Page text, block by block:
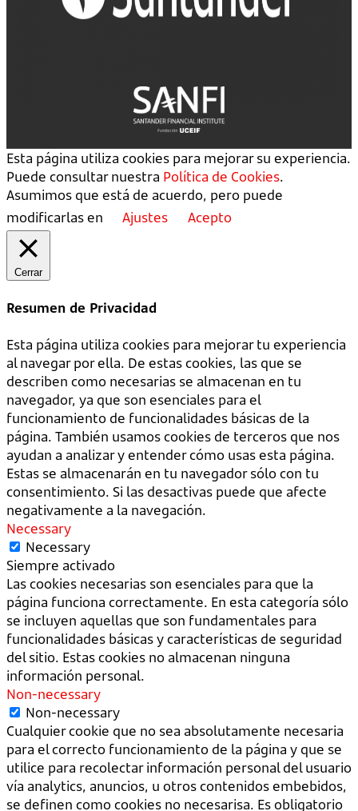
Esta página utiliza cookies para mejorar su experiencia.
Puede consultar nuestra Política de Cookies.
Asumimos que está de acuerdo, pero puede
modificarlas en
Ajustes Acepto
Cerrar
Resumen de Privacidad
Esta página utiliza cookies para mejorar tu experiencia
al navegar por ella. De estas cookies, las que se
describen como necesarias se almacenan en tu
navegador, ya que son esenciales para el
funcionamiento de funcionalidades básicas de la
página. También usamos cookies de terceros que nos
ayudan a analizar y entender cómo usas esta página.
Estas se almacenarán en tu navegador sólo con tu
consentimiento. Si las desactivas puede que afecte
negativamente a la navegación.
Necessary
Necessary
Siempre activado
Las cookies necesarias son esenciales para que la
página funciona correctamente. En esta categoría sólo
se incluyen aquellas que son fundamentales para
funcionalidades básicas y características de seguridad
del sitio. Estas cookies no almacenan ninguna
información personal.
Non-necessary
Non-necessary
Cualquier cookie que no sea absolutamente necesaria
para el correcto funcionamiento de la página y que se
utilice para recolectar información personal del usuario
vía analytics, anuncios, u otros contenidos embebidos,
se definen como cookies no necesarisa. Es obligatorio